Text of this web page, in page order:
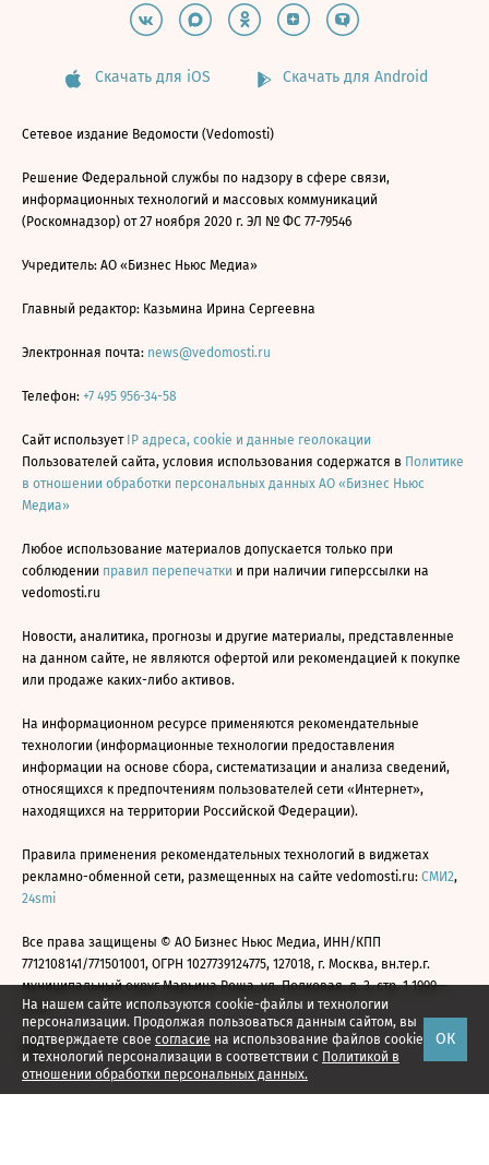
На нашем сайте используются cookie-файлы и технологии
персонализации. Продолжая пользоваться данным сайтом, вы
подтверждаете свое согласие на использование файлов cookie
и технологий персонализации в соответствии с Политикой в
отношении обработки персональных данных.
ОК
Скачать для iOS Скачать для Android
Сетевое издание Ведомости (Vedomosti)
Решение Федеральной службы по надзору в сфере связи,
информационных технологий и массовых коммуникаций
(Роскомнадзор) от 27 ноября 2020 г. ЭЛ № ФС 77-79546
Учредитель: АО «Бизнес Ньюс Медиа»
Главный редактор: Казьмина Ирина Сергеевна
Электронная почта: news@vedomosti.ru
Телефон: +7 495 956-34-58
Сайт использует IP адреса, cookie и данные геолокации
Пользователей сайта, условия использования содержатся в Политике
в отношении обработки персональных данных АО «Бизнес Ньюс
Медиа»
Любое использование материалов допускается только при
соблюдении правил перепечатки и при наличии гиперссылки на
vedomosti.ru
Новости, аналитика, прогнозы и другие материалы, представленные
на данном сайте, не являются офертой или рекомендацией к покупке
или продаже каких-либо активов.
На информационном ресурсе применяются рекомендательные
технологии (информационные технологии предоставления
информации на основе сбора, систематизации и анализа сведений,
относящихся к предпочтениям пользователей сети «Интернет»,
находящихся на территории Российской Федерации).
Правила применения рекомендательных технологий в виджетах
рекламно-обменной сети, размещенных на сайте vedomosti.ru: СМИ2,
24smi
Все права защищены © АО Бизнес Ньюс Медиа, ИНН/КПП
7712108141/771501001, ОГРН 1027739124775, 127018, г. Москва, вн.тер.г.
муниципальный округ Марьина Роща, ул. Полковая, д. 3, стр. 1 1999—
2026